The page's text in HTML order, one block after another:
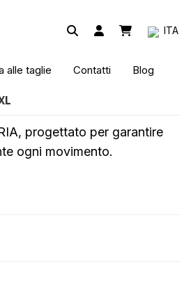
ITA
alle taglie Contatti Blog
progettato per garantire
ogni movimento.